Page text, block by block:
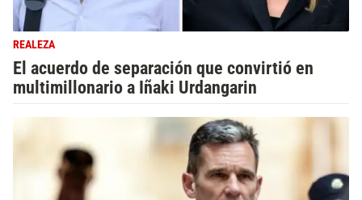
REALEZA
El acuerdo de separación que convirtió en
multimillonario a Iñaki Urdangarin